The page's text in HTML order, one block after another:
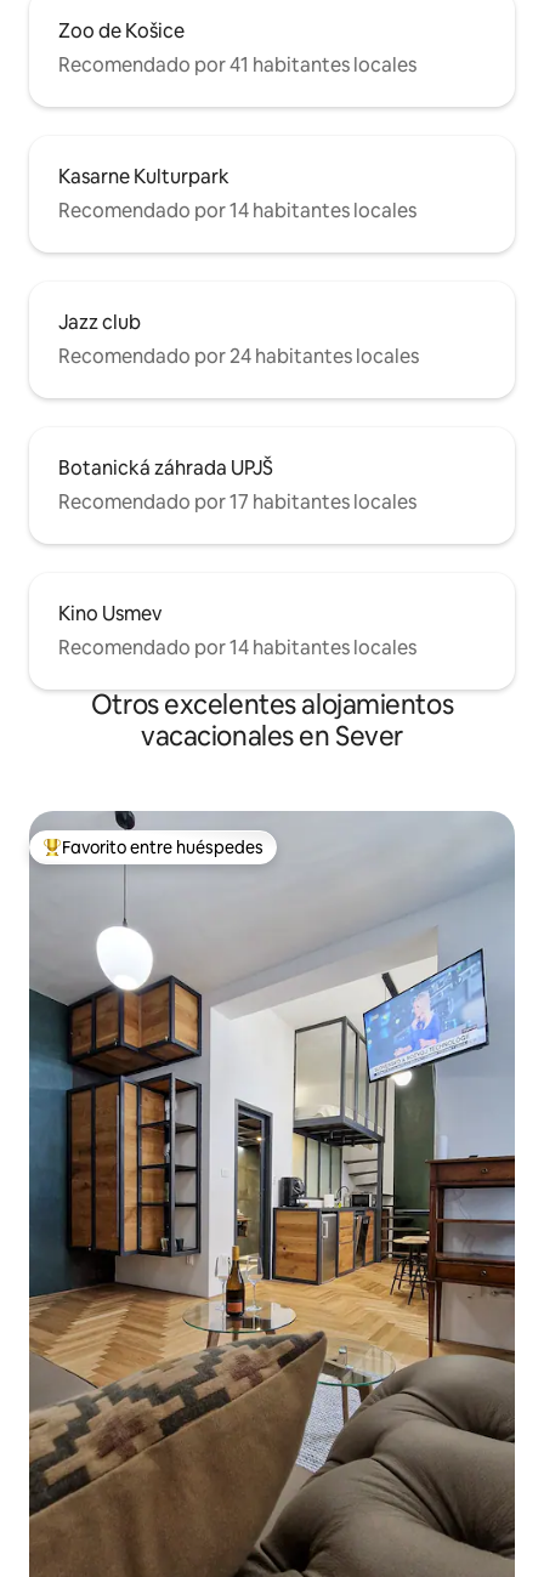
Zoo de Košice
Recomendado por 41 habitantes locales
Kasarne Kulturpark
Recomendado por 14 habitantes locales
Jazz club
Recomendado por 24 habitantes locales
Botanická záhrada UPJŠ
Recomendado por 17 habitantes locales
Kino Usmev
Recomendado por 14 habitantes locales
Otros excelentes alojamientos
vacacionales en Sever
De los mejores en Favorito entre huéspedes
Favorito entre huéspedes